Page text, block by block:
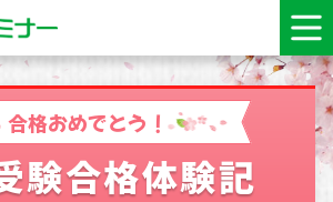
合格おめでとう！
験合格体験記